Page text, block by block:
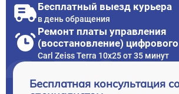
Бесплатный выезд курьера
в день обращения
Ремонт платы управления
(восстановление)
Carl Zeiss Terra 10x25 от 35 минут
Бесплатная консультация